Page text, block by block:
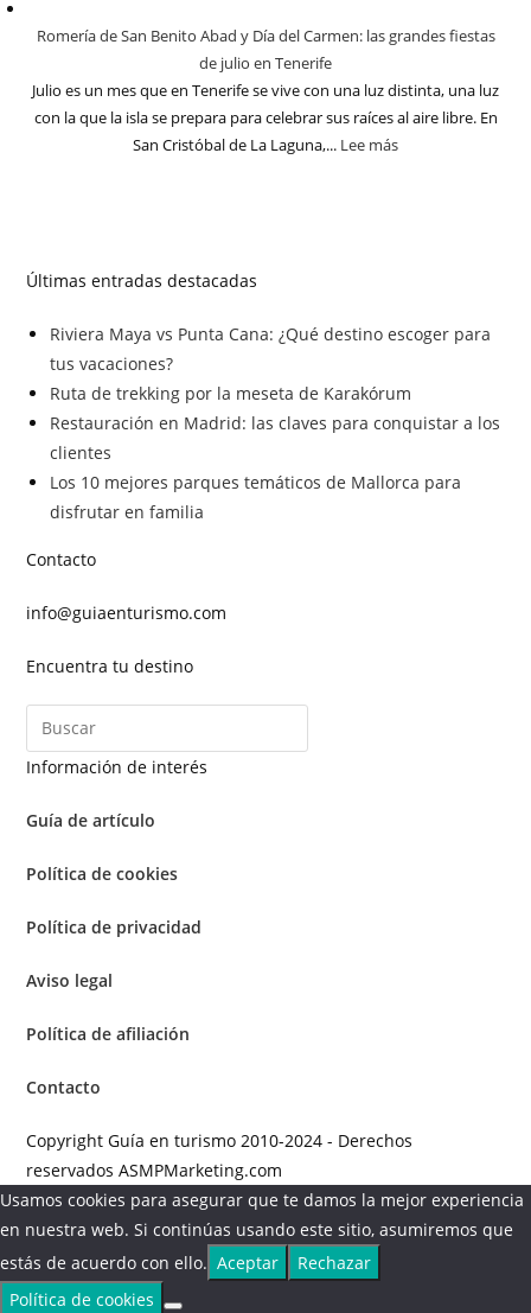
Romería de San Benito Abad y Día del Carmen: las grandes fiestas
de julio en Tenerife
Julio es un mes que en Tenerife se vive con una luz distinta, una luz
con la que la isla se prepara para celebrar sus raíces al aire libre. En
San Cristóbal de La Laguna,... Lee más
Últimas entradas destacadas
Riviera Maya vs Punta Cana: ¿Qué destino escoger para
tus vacaciones?
Ruta de trekking por la meseta de Karakórum
Restauración en Madrid: las claves para conquistar a los
clientes
Los 10 mejores parques temáticos de Mallorca para
disfrutar en familia
Contacto
info@guiaenturismo.com
Encuentra tu destino
Información de interés
Guía de artículo
Política de cookies
Política de privacidad
Aviso legal
Política de afiliación
Contacto
Copyright Guía en turismo 2010-2024 - Derechos
reservados ASMPMarketing.com
Usamos cookies para asegurar que te damos la mejor experiencia
en nuestra web. Si continúas usando este sitio, asumiremos que
estás de acuerdo con ello. Aceptar
Rechazar
Política de cookies